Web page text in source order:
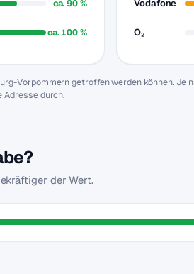
ca. 90 %
ca. 100 %
Vodafone
O₂
Vorpommern getroffen werden können. Je
Adresse durch.
der Wert.